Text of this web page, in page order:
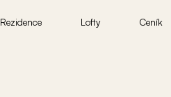
Rezidence Lofty Ceník